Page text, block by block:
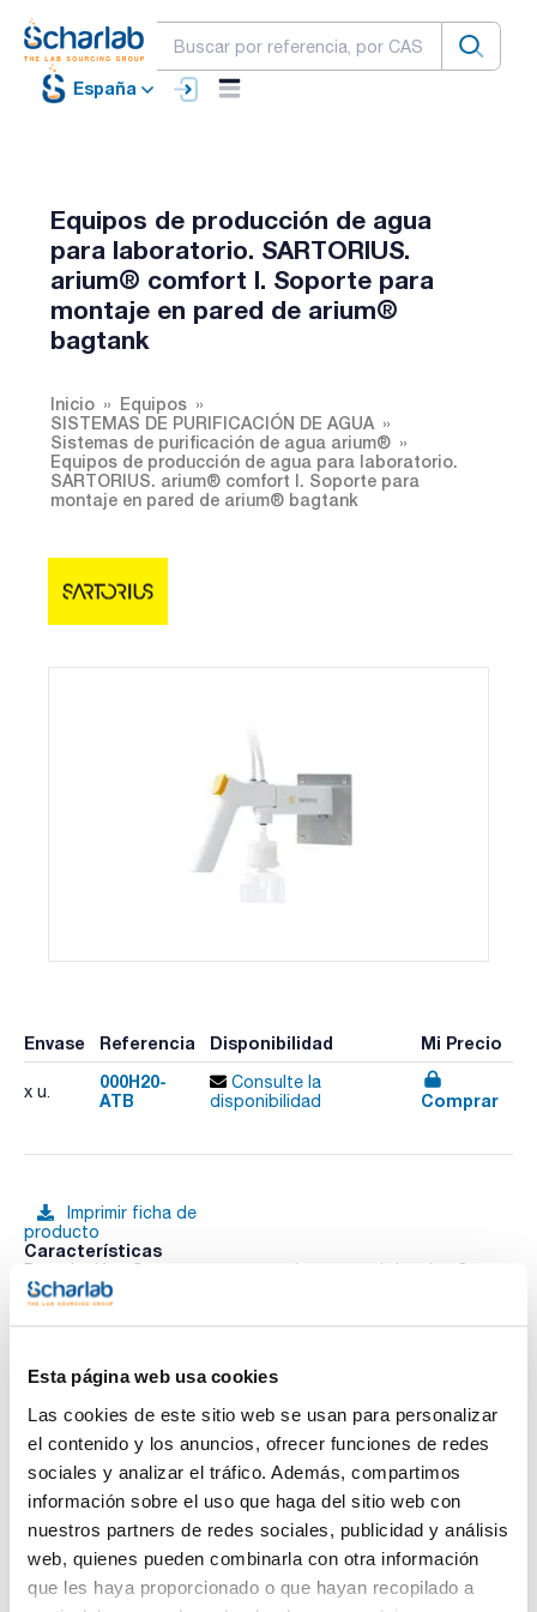
Esta página web usa cookies
Las cookies de este sitio web se usan para personalizar
el contenido y los anuncios, ofrecer funciones de redes
sociales y analizar el tráfico. Además, compartimos
información sobre el uso que haga del sitio web con
nuestros partners de redes sociales, publicidad y análisis
web, quienes pueden combinarla con otra información
que les haya proporcionado o que hayan recopilado a
España
Equipos de producción de agua
para laboratorio. SARTORIUS.
arium® comfort I. Soporte para
montaje en pared de arium®
bagtank
Inicio
Equipos
SISTEMAS DE PURIFICACIÓN DE AGUA
Sistemas de purificación de agua arium®
Equipos de producción de agua para laboratorio.
SARTORIUS. arium® comfort I. Soporte para
montaje en pared de arium® bagtank
Envase Referencia Disponibilidad Mi Precio
x u.
000H20-
ATB
Consulte la
disponibilidad
Comprar
Imprimir ficha de
producto
Características
Descripción : Soporte para montaje en pared de arium®
bagtank
Pack (u.) : 1
confiabilidad en sus procesos, facilidad de uso y
arium® pro UV
La solución para el agua tipo 1.
Lámpara de UV integrada (185/254 nm) para la eliminación de
materia orgánica (< 2 ppb TOC) y bacterias: garantiza
resultados fiables y reproducibles.
Pantalla de cristal con funciones de pantalla táctil y menú de
navegación intuitivo: para un funcionamiento rápido y fácil.
Componentes de alta calidad y cartuchos adaptados a cada
aplicación, con tecnología de flujo descendente: garantiza
Documentación técnica
TDS / Ficha técnica
Regístrate para
descargas
COA
Regístrate para
descargas
SDS/ Hoja de seguridad